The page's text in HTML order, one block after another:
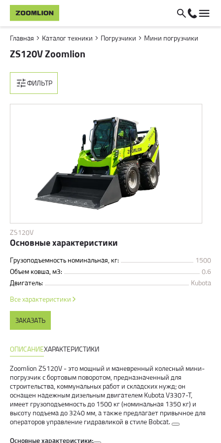
Главная Каталог техники Погрузчики Мини погрузчики
ZS120V Zoomlion
ФИЛЬТР
ZS120V
Основные характеристики
Грузоподъемность номинальная, кг:
1500
Объем ковша, м3:
0.6
Двигатель:
Kubota
Все характеристики
ЗАКАЗАТЬ
ОПИСАНИЕХАРАКТЕРИСТИКИ
Zoomlion ZS120V - это мощный и маневренный колесный мини-
погрузчик с бортовым поворотом, предназначенный для
строительства, коммунальных работ и складских нужд; он
оснащен надежным дизельным двигателем Kubota V3307-T,
имеет грузоподъемность до 1500 кг (номинальная 1350 кг) и
высоту подъема до 3240 мм, а также предлагает привычное для
операторов управление гидравликой в стиле Bobcat.
Основные характеристики: